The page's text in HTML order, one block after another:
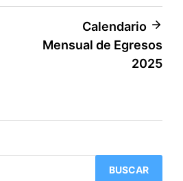
Calendario
Mensual de Egresos
2025